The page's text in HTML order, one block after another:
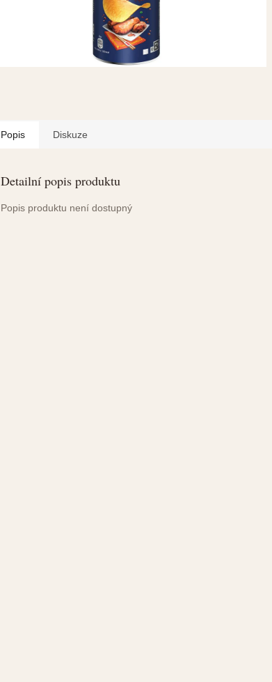
Popis Diskuze
Detailní popis produktu
Popis produktu není dostupný